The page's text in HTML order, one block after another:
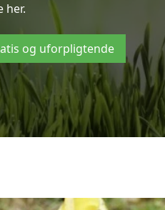
her.
og uforpligtende